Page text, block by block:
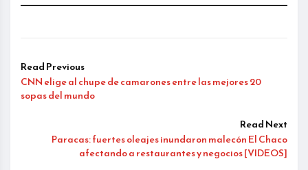
Read Previous
CNN elige al chupe de camarones entre las mejores 20
sopas del mundo
Read Next
Paracas: fuertes oleajes inundaron malecón El Chaco
afectando a restaurantes y negocios [VIDEOS]